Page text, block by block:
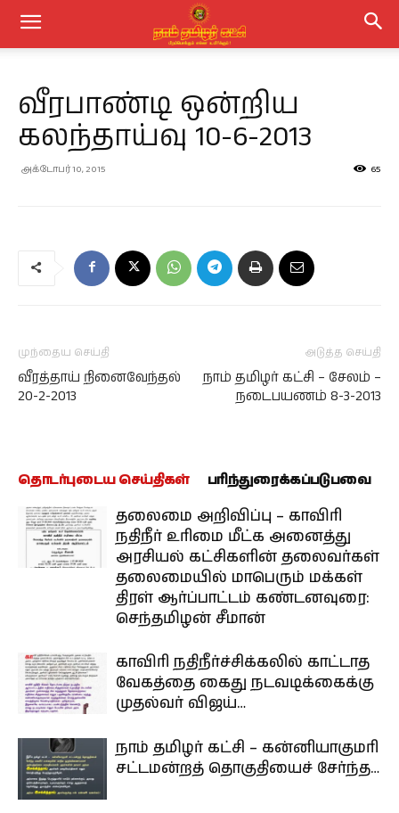
வீரபாண்டி ஒன்றிய
கலந்தாய்வு 10-6-2013
அக்டோபர் 10, 2015 65
முந்தைய செய்தி
வீரத்தாய் நினைவேந்தல்
20-2-2013
அடுத்த செய்தி
நாம் தமிழர் கட்சி – சேலம் –
நடைபயணம் 8-3-2013
தொடர்புடைய செய்திகள் பரிந்துரைக்கப்படுபவை
தலைமை அறிவிப்பு – காவிரி
நதிநீர் உரிமை மீட்க அனைத்து
அரசியல் கட்சிகளின் தலைவர்கள்
தலைமையில் மாபெரும் மக்கள்
திரள் ஆர்ப்பாட்டம் கண்டனவுரை:
செந்தமிழன் சீமான்
காவிரி நதிநீர்ச்சிக்கலில் காட்டாத
வேகத்தை கைது நடவடிக்கைக்கு
முதல்வர் விஜய்…
நாம் தமிழர் கட்சி – கன்னியாகுமரி
சட்டமன்றத் தொகுதியைச் சேர்ந்த…